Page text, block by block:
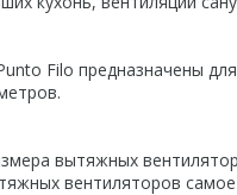
Filo предназначены
вытяжных
вентиляторов